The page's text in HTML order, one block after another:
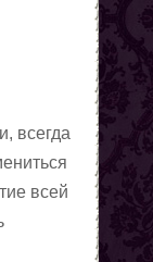
всегда
всей